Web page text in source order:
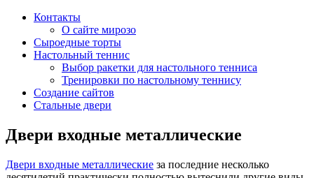
Контакты
О сайте мирозо
Сыроедные торты
Настольный теннис
Выбор ракетки для настольного тенниса
Тренировки по настольному теннису
Создание сайтов
Стальные двери
Двери входные металлические
Двери входные металлические за последние несколько